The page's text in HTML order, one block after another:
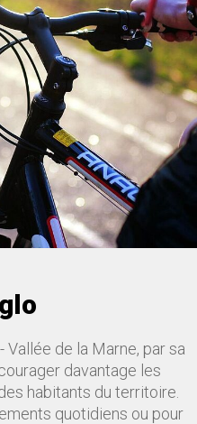
de la Marne, par sa
davantage les
habitants du territoire.
quotidiens ou pour